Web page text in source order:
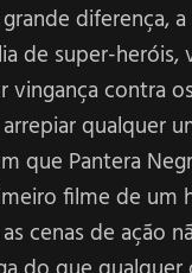
diferença,
de super-
vingança contra
qualquer
que Pantera
filme de um
cenas de ação